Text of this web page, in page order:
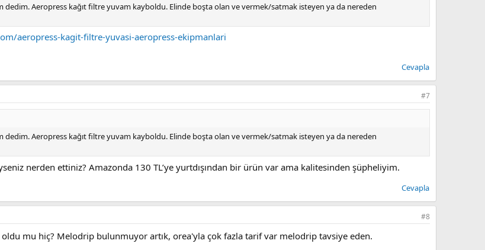
dedim. Aeropress kağıt filtre yuvam kayboldu. Elinde boşta olan ve vermek/satmak isteyen ya da nereden
aeropress-kagit-filtre-yuvasi-aeropress-ekipmanlari
Cevapla
#7
dedim. Aeropress kağıt filtre yuvam kayboldu. Elinde boşta olan ve vermek/satmak isteyen ya da nereden
nerden ettiniz? Amazonda 130 TL’ye yurtdışından bir ürün var ama kalitesinden şüpheliyim.
Cevapla
#8
oldu mu hiç? Melodrip bulunmuyor artık, orea'yla çok fazla tarif var melodrip tavsiye eden.